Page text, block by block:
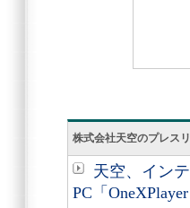
株式会社天空のプレス
天空、イン
PC「